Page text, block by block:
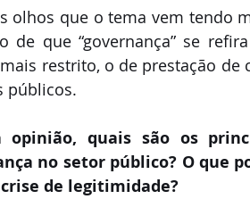
olhos que o tema vem tendo
de que “governança” se
restrito, o de prestação de
públicos.
opinião, quais são os
no setor público? O que
de legitimidade?